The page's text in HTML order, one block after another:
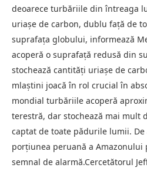
deoarece turbăriile din întreaga
uriașe de carbon, dublu față de
suprafața globului, informează
acoperă o suprafață redusă din
stochează cantități uriașe de
mlaștini joacă în rol crucial în
mondial turbăriile acoperă
terestră, dar stochează mai mult
captat de toate pădurile lumii. De
porțiunea peruană a Amazonului
semnal de alarmă.Cercetătorul